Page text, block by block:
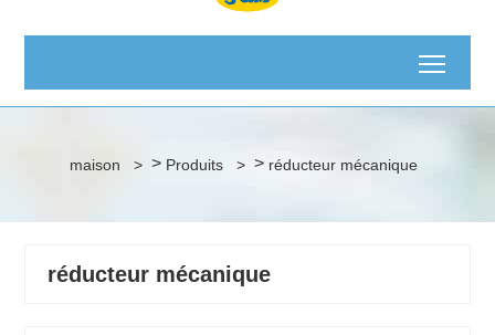
maison > > Produits > > réducteur mécanique
réducteur mécanique